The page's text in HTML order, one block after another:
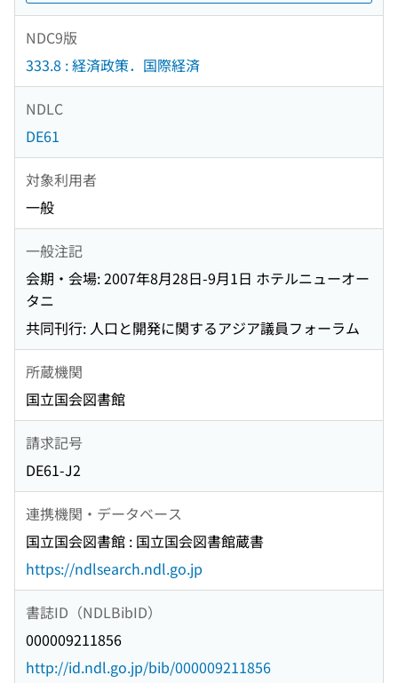
NDC9版
333.8 : 経済政策．国際経済
NDLC
DE61
対象利用者
一般
一般注記
会期・会場: 2007年8月28日-9月1日 ホテルニューオー
タニ
共同刊行: 人口と開発に関するアジア議員フォーラム
所蔵機関
国立国会図書館
請求記号
DE61-J2
連携機関・データベース
国立国会図書館 : 国立国会図書館蔵書
https://ndlsearch.ndl.go.jp
書誌ID（NDLBibID）
000009211856
http://id.ndl.go.jp/bib/000009211856